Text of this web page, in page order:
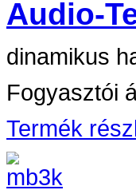
Audio-
dinamikus
Fogyasztói
Termék